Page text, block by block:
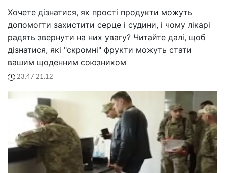
Хочете дізнатися, як прості продукти можуть
допомогти захистити серце і судини, і чому лікарі
радять звернути на них увагу? Читайте далі, щоб
дізнатися, які "скромні" фрукти можуть стати
вашим щоденним союзником
23:47 21.12